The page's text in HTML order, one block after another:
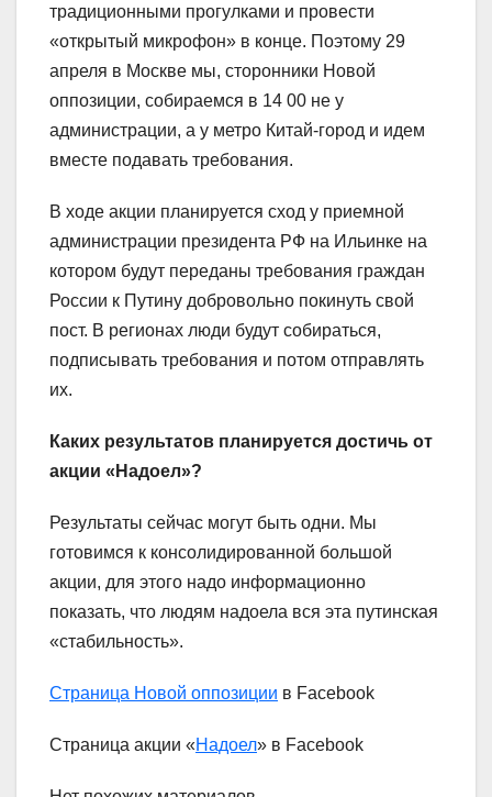
традиционными прогулками и провести
«открытый микрофон» в конце. Поэтому 29
апреля в Москве мы, сторонники Новой
оппозиции, собираемся в 14 00 не у
администрации, а у метро Китай-город и идем
вместе подавать требования.
В ходе акции планируется сход у приемной
администрации президента РФ на Ильинке на
котором будут переданы требования граждан
России к Путину добровольно покинуть свой
пост. В регионах люди будут собираться,
подписывать требования и потом отправлять
их.
Каких результатов планируется достичь от
акции «Надоел»?
Результаты сейчас могут быть одни. Мы
готовимся к консолидированной большой
акции, для этого надо информационно
показать, что людям надоела вся эта путинская
«стабильность».
Страница Новой оппозиции в Facebook
Страница акции «Надоел» в Facebook